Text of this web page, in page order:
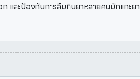
ก และป้องกันการลืมกินยาหลายคนมักแกะย